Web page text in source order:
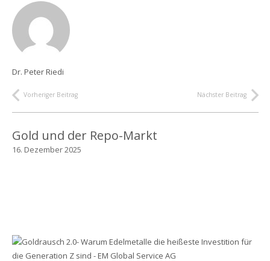
Dr. Peter Riedi
Vorheriger Beitrag Nächster Beitrag
Gold und der Repo-Markt
16. Dezember 2025